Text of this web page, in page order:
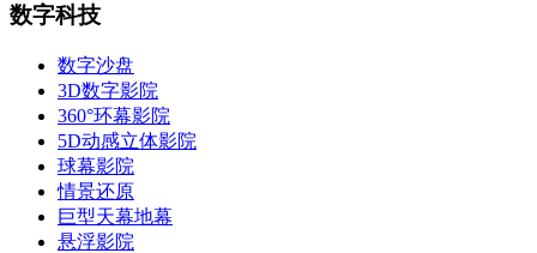
数字科技
数字沙盘
3D数字影院
360°环幕影院
5D动感立体影院
球幕影院
情景还原
巨型天幕地幕
悬浮影院